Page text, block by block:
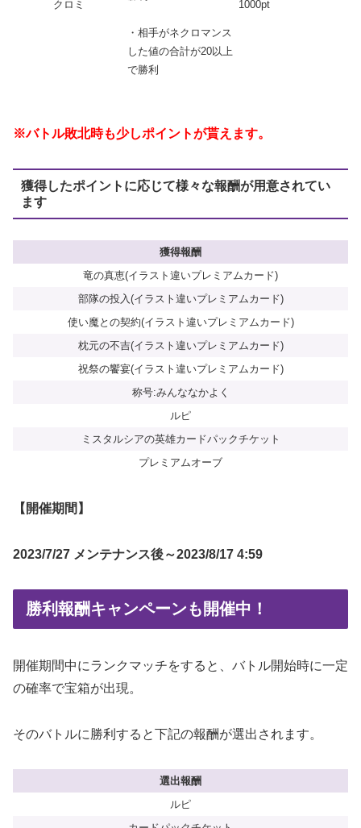
クロミ
・相手がネクロマンス
した値の合計が20以上
で勝利
1000pt
※バトル敗北時も少しポイントが貰えます。
獲得したポイントに応じて様々な報酬が用意されてい
ます
獲得報酬
竜の真恵(イラスト違いプレミアムカード)
部隊の投入(イラスト違いプレミアムカード)
使い魔との契約(イラスト違いプレミアムカード)
枕元の不吉(イラスト違いプレミアムカード)
祝祭の饗宴(イラスト違いプレミアムカード)
称号:みんななかよく
ルピ
ミスタルシアの英雄カードパックチケット
プレミアムオーブ
【開催期間】
2023/7/27 メンテナンス後～2023/8/17 4:59
勝利報酬キャンペーンも開催中！
開催期間中にランクマッチをすると、バトル開始時に一定
の確率で宝箱が出現。
そのバトルに勝利すると下記の報酬が選出されます。
選出報酬
ルピ